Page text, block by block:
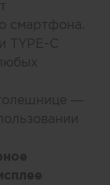
смартфона.
TYPE-C
—